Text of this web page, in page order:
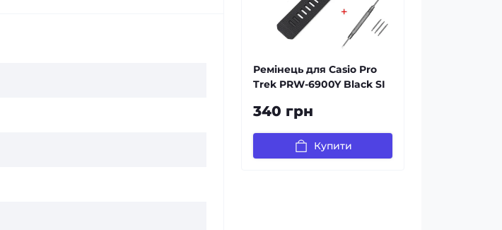
Ремінець для Casio Pro
Trek PRW-6900Y Black SI
340 грн
Купити